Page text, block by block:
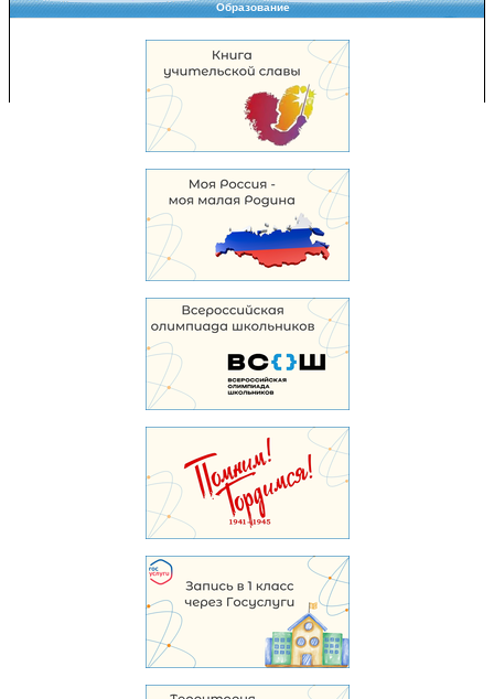
Образование
Copyright © 2008-2026 Управление образования
Перепечатка и использование материалов возможны только с разрешения
Управления образования.
103,919,252 уникальных посетителей